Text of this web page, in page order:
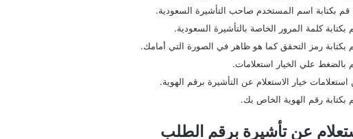
قم بكتابة اسم المستخدم صاحب التأشيرة السعودية.
بكتابة كلمة المرور الخاصة بالتأشيرة السعودية.
بكتابة رمز التحقق كما هو ظاهر في الصورة التي أمامك.
بالضغط علي الخيار استعلامات.
خيار الاستعلام عن التأشيرة برقم الهوية.
بكتابة رقم الهوية الخاص بك.
عن تأشيرة برقم الطلب